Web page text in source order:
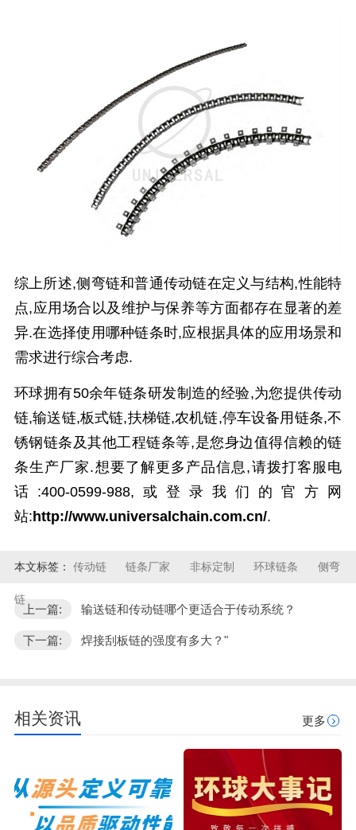
综上所述,侧弯链和普通传动链在定义与结构,性能特
点,应用场合以及维护与保养等方面都存在显著的差
异.在选择使用哪种链条时,应根据具体的应用场景和
需求进行综合考虑.
环球拥有50余年链条研发制造的经验,为您提供传动
链,输送链,板式链,扶梯链,农机链,停车设备用链条,不
锈钢链条及其他工程链条等,是您身边值得信赖的链
条生产厂家.想要了解更多产品信息,请拨打客服电
话:400-0599-988,或登录我们的官方网
站: http://www.universalchain.com.cn/.
本文标签： 传动链 链条厂家 非标定制 环球链条 侧弯
链
上一篇: 输送链和传动链哪个更适合于传动系统？
下一篇: 焊接刮板链的强度有多大？"
相关资讯 更多